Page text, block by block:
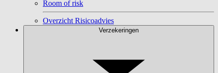
Room of risk
Overzicht Risicoadvies
Verzekeringen